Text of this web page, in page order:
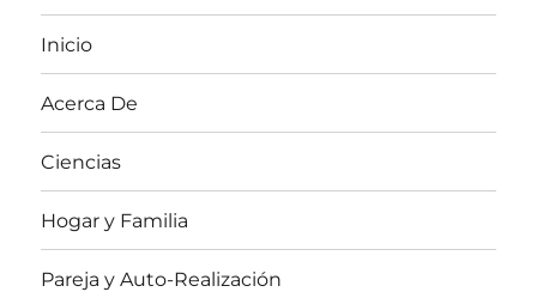
Inicio
Acerca De
Ciencias
Hogar y Familia
Pareja y Auto-Realización